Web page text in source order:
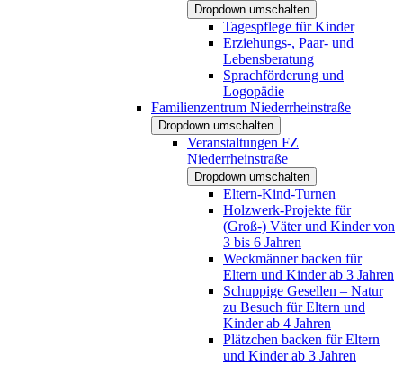
Dropdown umschalten
Tagespflege für Kinder
Erziehungs-, Paar- und
Lebensberatung
Sprachförderung und
Logopädie
Familienzentrum Niederrheinstraße
Dropdown umschalten
Veranstaltungen FZ
Niederrheinstraße
Dropdown umschalten
Eltern-Kind-Turnen
Holzwerk-Projekte für
(Groß-) Väter und Kinder von
3 bis 6 Jahren
Weckmänner backen für
Eltern und Kinder ab 3 Jahren
Schuppige Gesellen – Natur
zu Besuch für Eltern und
Kinder ab 4 Jahren
Plätzchen backen für Eltern
und Kinder ab 3 Jahren